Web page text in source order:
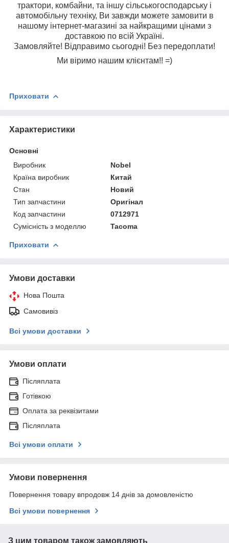
трактори, комбайни, та іншу сільськогосподарську і
автомобільну техніку, Ви завжди можете замовити в
нашому інтернет-магазині за найкращими цінами з
доставкою по всій Україні.
Замовляйте! Відправимо сьогодні! Без передоплати!
Ми віримо нашим клієнтам!! =)
Приховати
Характеристики
Основні
Виробник
Nobel
Країна виробник
Китай
Стан
Новий
Тип запчастини
Оригінал
Код запчастини
0712971
Сумісність з моделлю
Tacoma
Приховати
Умови доставки
Нова Пошта
Самовивіз
Всі умови доставки
Умови оплати
Післяплата
Готівкою
Оплата за реквізитами
Післяплата
Всі умови оплати
Умови повернення
Повернення товару впродовж 14 днів за домовленістю
Всі умови повернення
З цим товаром також замовляють